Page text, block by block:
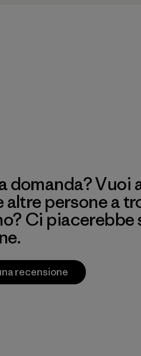
domanda? Vuoi
altre persone a
Ci piacerebbe
recensione